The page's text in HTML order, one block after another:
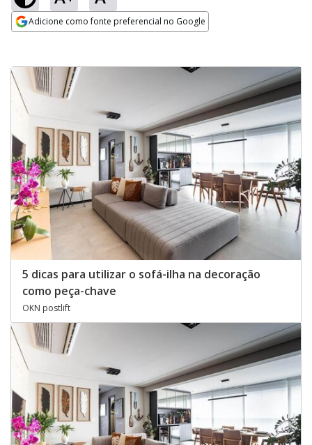
Adicione como fonte preferencial no Google
5 dicas para utilizar o sofá-ilha na decoração
como peça-chave
OKN postlift